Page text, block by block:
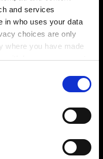
and services
in who uses your data
choices are only
where you have made
withdraw your consent
your geographical
obtener mejores
⬤
⬤
⬤